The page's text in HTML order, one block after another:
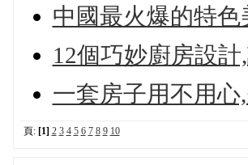
中國最火爆的特
12個巧妙廚房設
一套房子用不用
頁: [1] 2 3 4 5 6 7 8 9 10